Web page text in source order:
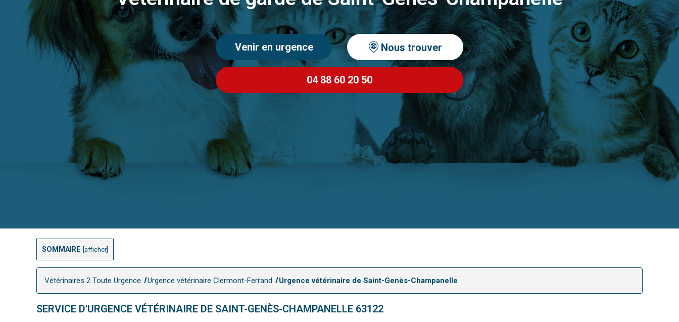
SOMMAIRE afficher
Venir en urgence
04 88 60 20 50
Nous trouver
Vétérinaires 2 Toute Urgence Urgence vétérinaire Clermont-Ferrand Urgence vétérinaire de Saint-Genès-Champanelle
SERVICE D’URGENCE VÉTÉRINAIRE DE SAINT-GENÈS-CHAMPANELLE 63122